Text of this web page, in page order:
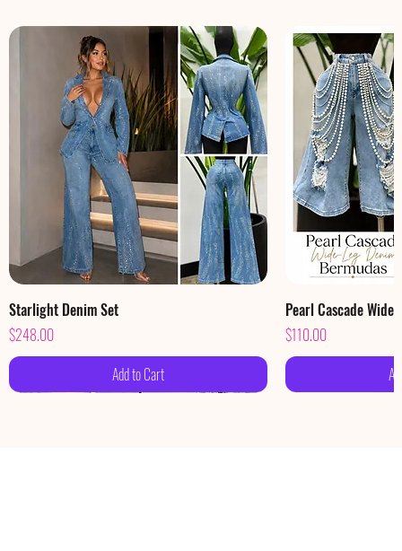
Starlight Denim Set
Price
$248.00
Add to Cart
Pearl Cascade
Price
$110.00